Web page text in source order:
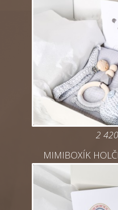
2 420
MIMIBOXÍK